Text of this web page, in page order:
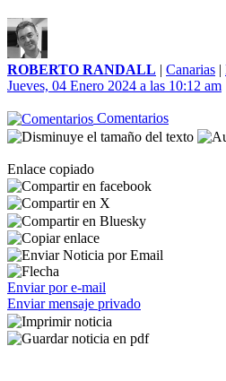
ROBERTO RANDALL | Canarias |
Jueves, 04 Enero 2024 a las 10:12 am
Comentarios
Enlace copiado
Enviar por e-mail
Enviar mensaje privado